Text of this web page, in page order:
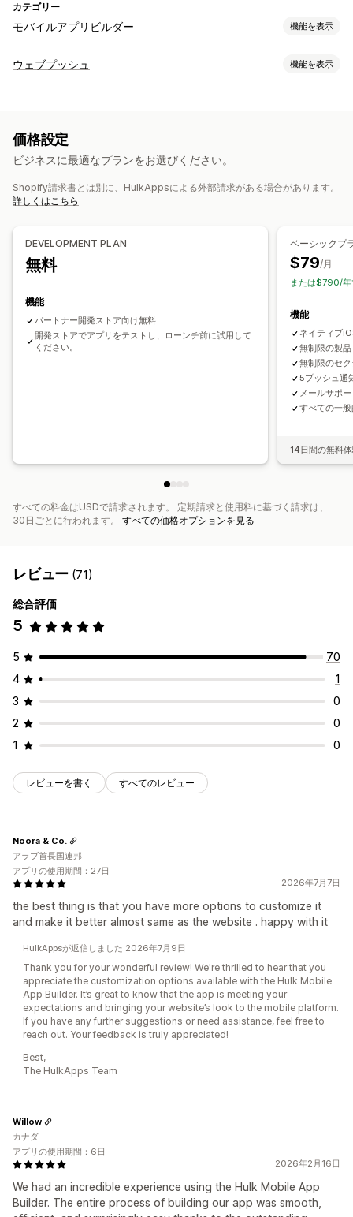
カテゴリー
モバイルアプリビルダー 機能を表示
カスタマイズ
リアルタイム同期
カゴ落ち 自動通知 再入荷 ジオロケーション
パーソナライズ
ウェブプッシュ 機能を表示
注文の更新
リマインダー リクエストのレビュー ウェルカムメッセージ
リターゲティング
エンゲージメント追跡
価格設定
ビジネスに最適なプランをお選びください。
Shopify請求書とは別に、HulkAppsによる外部請求がある場合があります。
詳しくはこちら
DEVELOPMENT PLAN
無料
機能
パートナー開発ストア向け無料
開発ストアでアプリをテストし、ローンチ前に試用して
ください。
ベーシックプ
$79/月
または$790/年
機能
ネイティブ
無制限の製品
無制限のセ
5プッシュ通
メールサポ
すべての一
14日間の無料
すべての料金はUSDで請求されます。 定期請求と使用料に基づく請求は、
30日ごとに行われます。 すべての価格オプションを見る
レビュー (71)
総合評価
5
5
70
4
1
3
0
2
0
1
0
レビューを書く すべてのレビュー
2026年7月7日
the best thing is that you have more options to customize it
and make it better almost same as the website . happy with it
Noora & Co.
アラブ首長国連邦
アプリの使用期間：27日
HulkAppsが返信しました 2026年7月9日
Thank you for your wonderful review! We're thrilled to hear that you
appreciate the customization options available with the Hulk Mobile
App Builder. It’s great to know that the app is meeting your
expectations and bringing your website’s look to the mobile platform.
If you have any further suggestions or need assistance, feel free to
reach out. Your feedback is truly appreciated!
Best,
The HulkApps Team
2026年2月16日
We had an incredible experience using the Hulk Mobile App
Builder. The entire process of building our app was smooth,
Willow
カナダ
アプリの使用期間：6日